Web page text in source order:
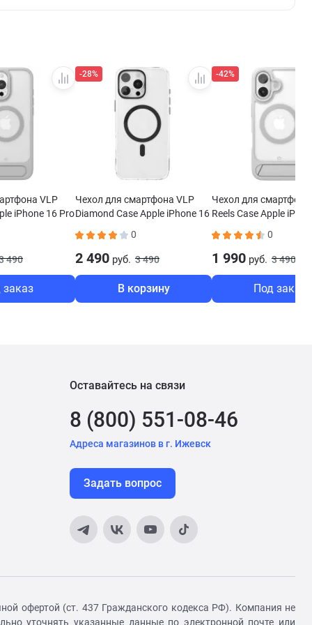
VLP
iPhone 16 Pro
490
заказ
-28%
Чехол для смартфона VLP
Diamond Case Apple iPhone 16
0
2 490 руб. 3 490
В корзину
-42%
Чехол для смартфона
Reels Case Apple
0
1 990 руб. 3 490
Под заказ
Оставайтесь на связи
8 (800) 551-08-46
Адреса магазинов в г. Ижевск
Задать вопрос
офертой (ст. 437 Гражданского кодекса РФ). Компания не
уточнять указанные данные по электронной почте или